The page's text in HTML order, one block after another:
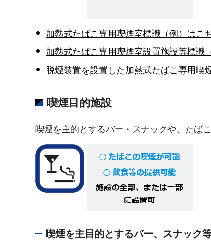
加熱式たばこ専用喫煙室標識（例）はこ
加熱式たばこ専用喫煙室設置施設等標識
脱煙装置を設置した加熱式たばこ専用喫
喫煙目的施設
喫煙を主的とするバー・スナックや、たば
喫煙を主目的とするバー、スナック